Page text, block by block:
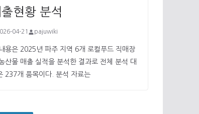
현황 분석
04-21 pajuwiki
용은 2025년 파주 지역 6개 로컬푸드 직매장
산물 매출 실적을 분석한 결과로 전체 분석 대
237개 품목이다. 분석 자료는